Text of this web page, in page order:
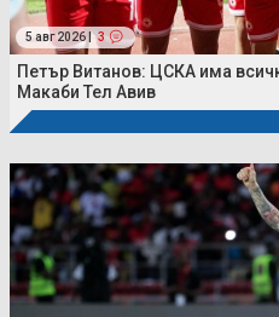
5 авг 2026 | 3
Петър Витанов: ЦСКА има
Макаби Тел Авив